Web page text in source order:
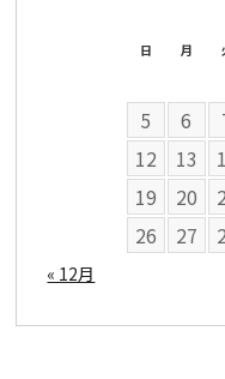
日 月
5
6
12
13
19
20
26 27
« 12月